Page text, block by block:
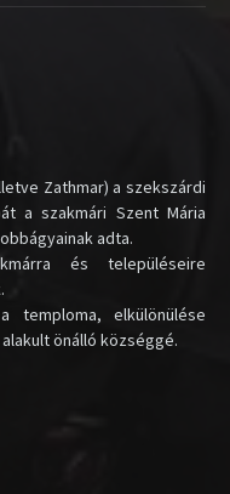
Zathmar) a szekszárdi
a szakmári Szent Mária
adta.
és településeire
temploma, elkülönülése
önálló községgé.